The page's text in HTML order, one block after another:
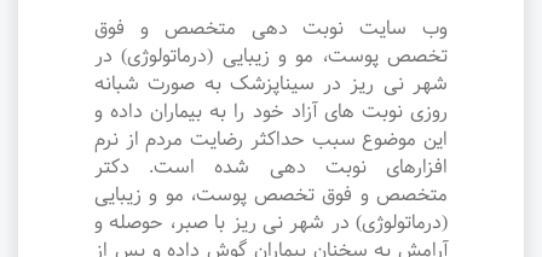
وب سایت نوبت دهی متخصص و فوق
تخصص پوست، مو و زیبایی (درماتولوژی) در
شهر نی ریز در سیناپزشک به صورت شبانه
روزی نوبت های آزاد خود را به بیماران داده و
این موضوع سبب حداکثر رضایت مردم از نرم
افزارهای نوبت دهی شده است. دکتر
متخصص و فوق تخصص پوست، مو و زیبایی
(درماتولوژی) در شهر نی ریز با صبر، حوصله و
آرامش به سخنان بیماران گوش داده و پس از